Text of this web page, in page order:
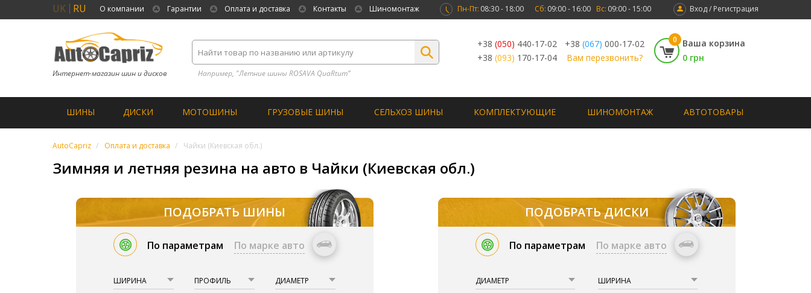
UK RU О компании Гарантии Оплата и доставка Контакты Шиномонтаж Вход / Регистрация
Пн-Пт: 08:30 - 18:00 Сб: 09:00 - 16:00 Вс: 09:00 - 15:00
Интернет-магазин шин и дисков Например, "Летние шины ROSAVA QuaRtum”
+38 (050) 440-17-02 +38 (067) 000-17-02
+38 (093) 170-17-04 Вам перезвонить?
0
Ваша корзина
0 грн
ШИНЫ ДИСКИ МОТОШИНЫ ГРУЗОВЫЕ ШИНЫ СЕЛЬХОЗ ШИНЫ КОМПЛЕКТУЮЩИЕ ШИНОМОНТАЖ АВТОТОВАРЫ
AutoCapriz Оплата и доставка Чайки (Киевская обл.)
Зимняя и летняя резина на авто в Чайки (Киевская обл.)
ПОДОБРАТЬ ШИНЫ
По параметрам По марке авто
ШИРИНА ПРОФИЛЬ ДИАМЕТР
ПОДОБРАТЬ ДИСКИ
По параметрам По марке авто
ДИАМЕТР ШИРИНА